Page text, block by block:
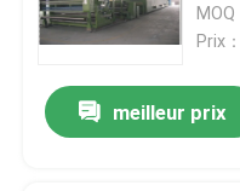
Prix
meilleur prix